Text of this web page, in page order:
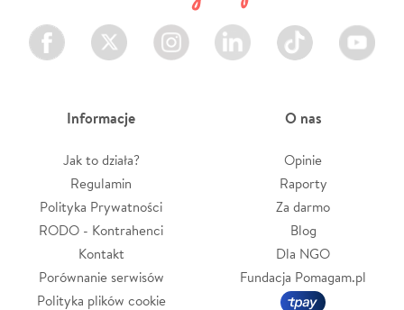
Facebook Twitter Instagram LinkedIn TikTok Youtube
Informacje
Jak to działa?
Regulamin
Polityka Prywatności
RODO - Kontrahenci
Kontakt
Porównanie serwisów
Polityka plików cookie
O nas
Opinie
Raporty
Za darmo
Blog
Dla NGO
Fundacja Pomagam.pl